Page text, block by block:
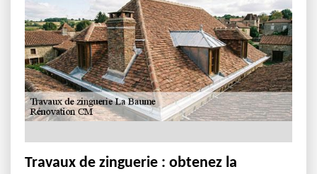
Travaux de zinguerie : obtenez la